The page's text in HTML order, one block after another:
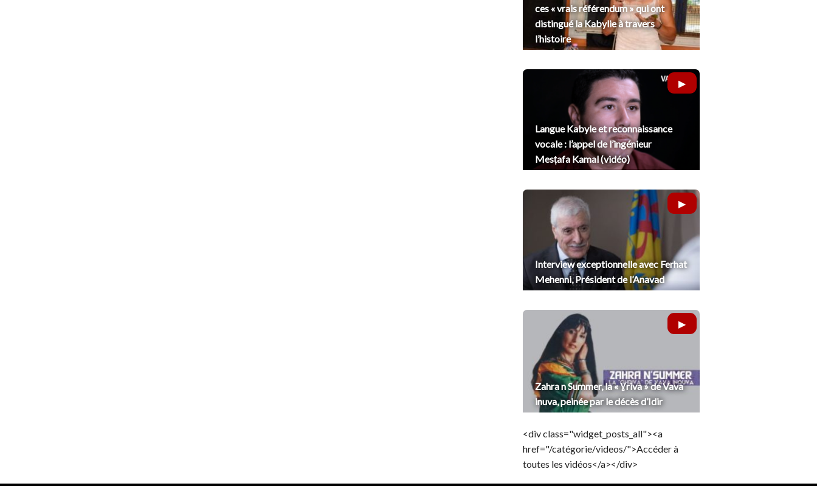
ces « vrais référendum » qui ont
distingué la Kabylie à travers
l’histoire
Langue Kabyle et reconnaissance
vocale : l’appel de l’ingénieur
Mesṭafa Kamal (vidéo)
Interview exceptionnelle avec Ferhat
Mehenni, Président de l’Anavad
Zahra n Summer, la « Ɣriva » de Vava
inuva, peinée par le décès d’Idir
<div class="widget_posts_all"><a
href="/catégorie/videos/">Accéder à
toutes les vidéos</a></div>